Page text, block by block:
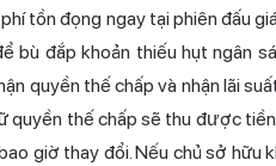
tồn đọng ngay tại phiên đấu
bù đắp khoản thiếu hụt ngân
quyền thế chấp và nhận lãi
quyền thế chấp sẽ thu được
giờ thay đổi. Nếu chủ sở hữu